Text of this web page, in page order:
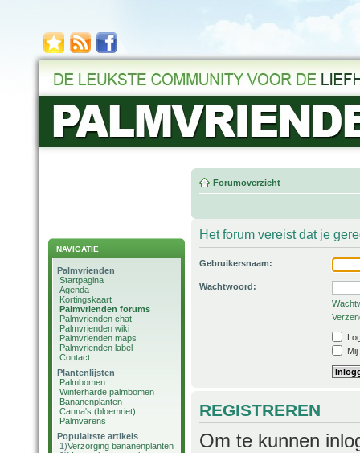
NAVIGATIE
Palmvrienden
Startpagina
Agenda
Kortingskaart
Palmvrienden forums
Palmvrienden chat
Palmvrienden wiki
Palmvrienden maps
Palmvrienden label
Contact
Plantenlijsten
Palmbomen
Winterharde palmbomen
Bananenplanten
Canna's (bloemriet)
Palmvarens
Populairste artikels
1)Verzorging bananenplanten
Forumoverzicht
Het forum vereist dat je
Gebruikersnaam:
Wachtwoord:
REGISTREREN
Om te kunnen